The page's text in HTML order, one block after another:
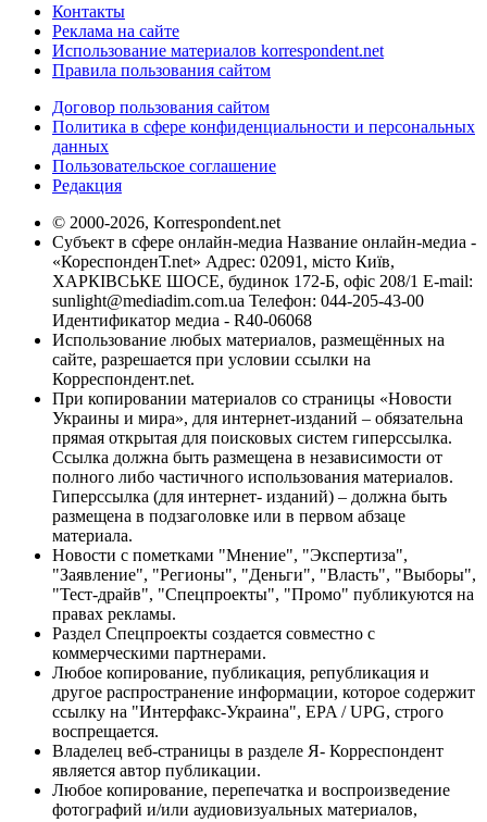
Контакты
Реклама на сайте
Использование материалов korrespondent.net
Правила пользования сайтом
Договор пользования сайтом
Политика в сфере конфиденциальности и персональных
данных
Пользовательское соглашение
Редакция
© 2000-2026, Korrespondent.net
Субъект в сфере онлайн-медиа Название онлайн-медиа -
«КореспонденТ.net» Адрес: 02091, місто Київ,
ХАРКІВСЬКЕ ШОСЕ, будинок 172-Б, офіс 208/1 E-mail:
sunlight@mediadim.com.ua Телефон: 044-205-43-00
Идентификатор медиа - R40-06068
Использование любых материалов, размещённых на
сайте, разрешается при условии ссылки на
Корреспондент.net.
При копировании материалов со страницы «Новости
Украины и мира», для интернет-изданий – обязательна
прямая открытая для поисковых систем гиперссылка.
Ссылка должна быть размещена в независимости от
полного либо частичного использования материалов.
Гиперссылка (для интернет- изданий) – должна быть
размещена в подзаголовке или в первом абзаце
материала.
Новости с пометками "Мнение", "Экспертиза",
"Заявление", "Регионы", "Деньги", "Власть", "Выборы",
"Тест-драйв", "Спецпроекты", "Промо" публикуются на
правах рекламы.
Раздел Спецпроекты создается совместно с
коммерческими партнерами.
Любое копирование, публикация, републикация и
другое распространение информации, которое содержит
ссылку на "Интерфакс-Украина", EPA / UPG, строго
воспрещается.
Владелец веб-страницы в разделе Я- Корреспондент
является автор публикации.
Любое копирование, перепечатка и воспроизведение
фотографий и/или аудиовизуальных материалов,